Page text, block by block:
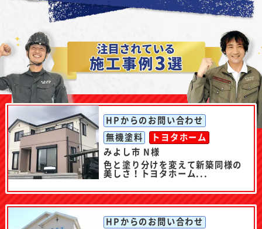
HPからのお問い合わせ
無機塗料
トヨタホーム
みよし市 N様
色と塗り分けを変えて新築同様の
美しさ！トヨタホーム...
HPからのお問い合わせ